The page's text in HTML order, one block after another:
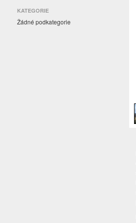
KATEGORIE
Žádné podkategorie